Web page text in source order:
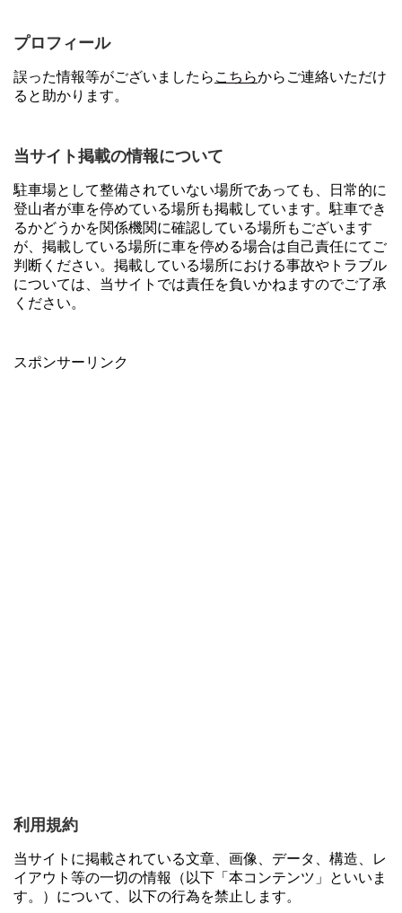
プロフィール
誤った情報等がございましたら こちらからご連絡いただけ
ると助かります。
当サイト掲載の情報について
駐車場として整備されていない場所であっても、日常的に
登山者が車を停めている場所も掲載しています。駐車でき
るかどうかを関係機関に確認している場所もございます
が、掲載している場所に車を停める場合は自己責任にてご
判断ください。掲載している場所における事故やトラブル
については、当サイトでは責任を負いかねますのでご了承
ください。
スポンサーリンク
利用規約
当サイトに掲載されている文章、画像、データ、構造、レ
イアウト等の一切の情報（以下「本コンテンツ」といいま
す。）について、以下の行為を禁止します。